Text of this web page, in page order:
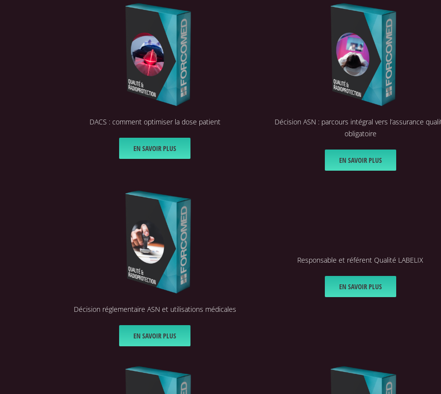
DACS : comment optimiser la dose patient
EN SAVOIR PLUS
Décision ASN : parcours intégral vers l’assurance
obligatoire
EN SAVOIR PLUS
Décision réglementaire ASN et utilisations médicales
EN SAVOIR PLUS